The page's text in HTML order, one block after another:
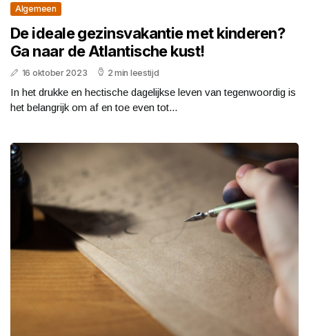
Algemeen
De ideale gezinsvakantie met kinderen?
Ga naar de Atlantische kust!
16 oktober 2023 2 min leestijd
In het drukke en hectische dagelijkse leven van tegenwoordig is
het belangrijk om af en toe even tot...